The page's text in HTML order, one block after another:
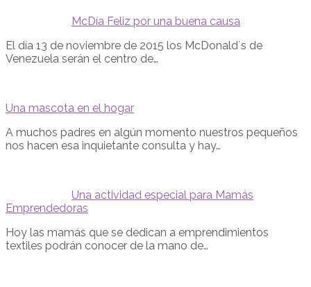
McDía Feliz por una buena causa
El día 13 de noviembre de 2015 los McDonald´s de
Venezuela serán el centro de…
Una mascota en el hogar
A muchos padres en algún momento nuestros pequeños
nos hacen esa inquietante consulta y hay…
Una actividad especial para Mamás
Emprendedoras
Hoy las mamás que se dedican a emprendimientos
textiles podrán conocer de la mano de…